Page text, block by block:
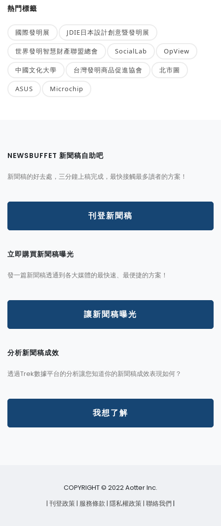
熱門標籤
國際發明展 JDIE日本設計創意暨發明展
世界發明智慧財產聯盟總會 SocialLab OpView
中國文化大學 台灣發明商品促進協會 北市圖
ASUS Microchip
NEWSBUFFET 新聞稿自助吧
新聞稿的好去處，三分鐘上稿完成，最快接觸最多讀者的方案！
刊登新聞稿
立即購買新聞稿曝光
發一篇新聞稿透通到各大媒體的最快速、最便捷的方案！
讓新聞稿曝光
分析新聞稿成效
透過Trek數據平台的分析讓您知道你的新聞稿成效表現如何？
我想了解
COPYRIGHT © 2022 Aotter Inc.
| 刊登政策| 服務條款 | 隱私權政策| 聯絡我們 |